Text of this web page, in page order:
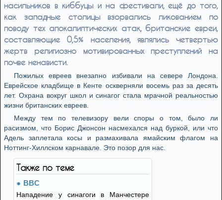
насильников в киббуцы и на фестивали, ещё до того,
как западные столицы взорвались ликованием по
поводу тех апокалиптических атак, британские евреи,
составляющие 0,5% населения, являлись четвертью
жертв религиозно мотивированных преступлений на
почве ненависти.
Пожилых евреев внезапно избивали на севере Лондона.
Еврейское кладбище в Кенте оскверняли восемь раз за десять
лет. Охрана вокруг школ и синагог стала мрачной реальностью
жизни британских евреев.
Между тем по телевизору вели споры о том, было ли
расизмом, что Борис Джонсон насмехался над буркой, или что
Адель заплетала косы и размахивала ямайским флагом на
Ноттинг-Хиллском карнавале. Это позор для нас.
Также по теме
BBC
Нападение у синагоги в Манчестере